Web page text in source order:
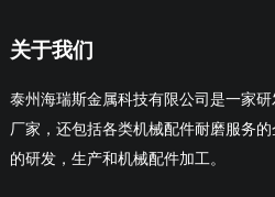
关于我们
泰州海瑞斯金属科技有限公司是一家研
厂家，还包括各类机械配件耐磨服务
的研发，生产和机械配件加工。